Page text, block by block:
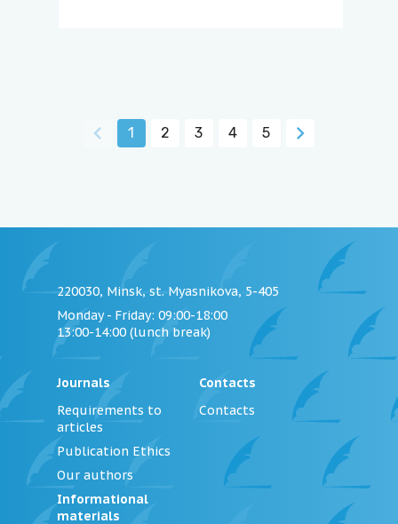
1 2 3 4 5
220030, Minsk, st. Myasnikova, 5-405
Monday - Friday: 09:00-18:00
13:00-14:00 (lunch break)
Journals
Requirements to
articles
Publication Ethics
Our authors
Informational
materials
Contacts
Contacts